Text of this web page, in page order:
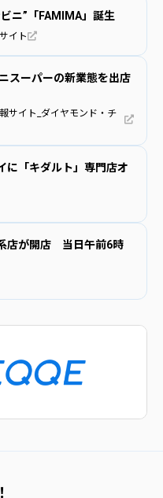
ニ”「FAMIMA」誕生
イト
スーパーの新業態を出店
サイト_ダイヤモンド・チ
「キダルト」専門店オ
店が開店 当日午前6時